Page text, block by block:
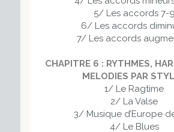
5/ Les accords 7-9
6/ Les accords
7/ Les accords
CHAPITRE 6 : RYTHMES,
MELODIES PAR
1/ Le Ragtime
2/ La Valse
3/ Musique d’Europe
4/ Le Blues